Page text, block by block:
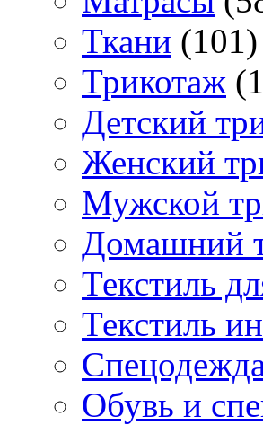
Ткани (101)
Трикотаж
Детский
Женский
Мужской
Домашний
Текстиль
Текстиль
Обувь и